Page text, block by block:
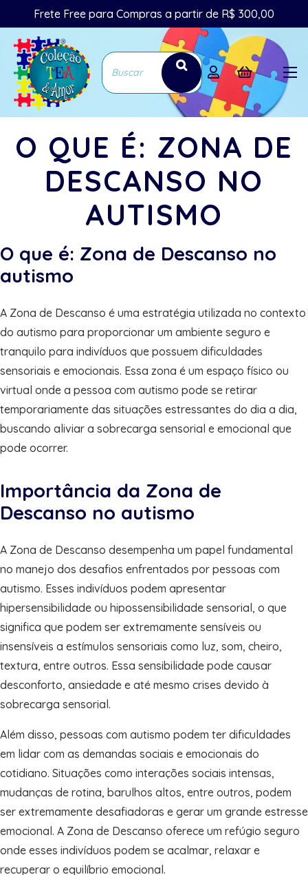
Frete Free para Compras a partir de R$ 300,00
O QUE É: ZONA DE
DESCANSO NO
AUTISMO
O que é: Zona de Descanso no
autismo
A Zona de Descanso é uma estratégia utilizada no contexto
do autismo para proporcionar um ambiente seguro e
tranquilo para indivíduos que possuem dificuldades
sensoriais e emocionais. Essa zona é um espaço físico ou
virtual onde a pessoa com autismo pode se retirar
temporariamente das situações estressantes do dia a dia,
buscando aliviar a sobrecarga sensorial e emocional que
pode ocorrer.
Importância da Zona de
Descanso no autismo
A Zona de Descanso desempenha um papel fundamental
no manejo dos desafios enfrentados por pessoas com
autismo. Esses indivíduos podem apresentar
hipersensibilidade ou hipossensibilidade sensorial, o que
significa que podem ser extremamente sensíveis ou
insensíveis a estímulos sensoriais como luz, som, cheiro,
textura, entre outros. Essa sensibilidade pode causar
desconforto, ansiedade e até mesmo crises devido à
sobrecarga sensorial.
Além disso, pessoas com autismo podem ter dificuldades
em lidar com as demandas sociais e emocionais do
cotidiano. Situações como interações sociais intensas,
mudanças de rotina, barulhos altos, entre outros, podem
ser extremamente desafiadoras e gerar um grande estresse
emocional. A Zona de Descanso oferece um refúgio seguro
onde esses indivíduos podem se acalmar, relaxar e
recuperar o equilíbrio emocional.